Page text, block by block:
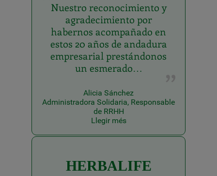
Nuestro reconocimiento y
agradecimiento por
habernos acompañado en
estos 20 años de andadura
empresarial prestándonos
un esmerado…
Alicia Sánchez
Administradora Solidaria, Responsable
de RRHH
Llegir més
HERBALIFE